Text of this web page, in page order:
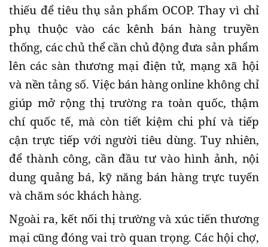
thiếu để tiêu thụ sản phẩm OCOP. Thay vì chỉ
phụ thuộc vào các kênh bán hàng truyền
thống, các chủ thể cần chủ động đưa sản phẩm
lên các sàn thương mại điện tử, mạng xã hội
và nền tảng số. Việc bán hàng online không chỉ
giúp mở rộng thị trường ra toàn quốc, thậm
chí quốc tế, mà còn tiết kiệm chi phí và tiếp
cận trực tiếp với người tiêu dùng. Tuy nhiên,
để thành công, cần đầu tư vào hình ảnh, nội
dung quảng bá, kỹ năng bán hàng trực tuyến
và chăm sóc khách hàng.
Ngoài ra, kết nối thị trường và xúc tiến thương
mại cũng đóng vai trò quan trọng. Các hội chợ,